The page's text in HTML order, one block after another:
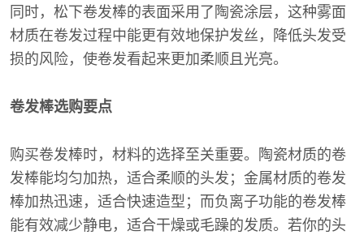
同时，松下卷发棒的表面采用了陶瓷涂层，这种雾面
材质在卷发过程中能更有效地保护发丝，降低头发受
损的风险，使卷发看起来更加柔顺且光亮。
卷发棒选购要点
购买卷发棒时，材料的选择至关重要。陶瓷材质的卷
发棒能均匀加热，适合柔顺的头发；金属材质的卷发
棒加热迅速，适合快速造型；而负离子功能的卷发棒
能有效减少静电，适合干燥或毛躁的发质。若你的头